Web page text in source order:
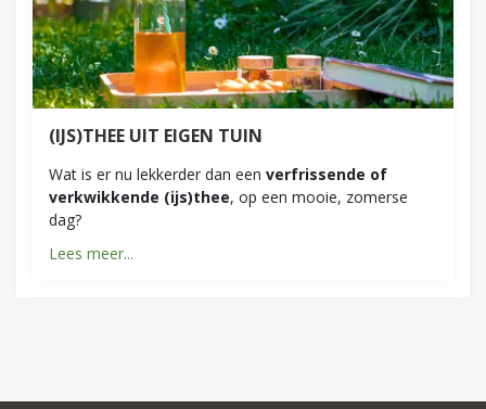
(IJS)THEE UIT EIGEN TUIN
Wat is er nu lekkerder dan een verfrissende of
verkwikkende (ijs)thee, op een mooie, zomerse
dag?
Lees meer...